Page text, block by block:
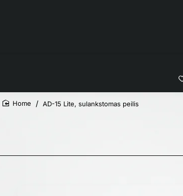
AD-15 Lite, sulankstomas peilis